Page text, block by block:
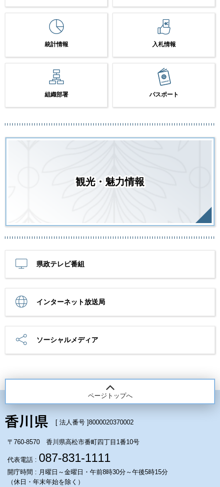
統計情報 入札情報
組織部署 パスポート
観光・魅力情報
県政テレビ番組
インターネット放送局
ソーシャルメディア
ページトップへ
[ 法人番号 ]8000020370002
〒760-8570 香川県高松市番町四丁目1番10号
代表電話 : 087-831-1111
開庁時間 : 月曜日～金曜日・午前8時30分～午後5時15分
（休日・年末年始を除く）